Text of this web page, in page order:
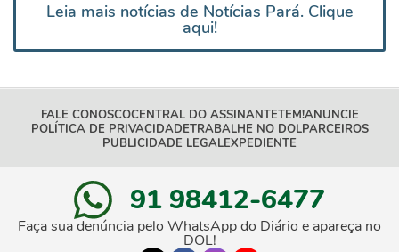
Leia mais notícias de Notícias Pará. Clique
aqui!
FALE CONOSCOCENTRAL DO ASSINANTETEM!ANUNCIE
POLÍTICA DE PRIVACIDADETRABALHE NO DOLPARCEIROS
PUBLICIDADE LEGALEXPEDIENTE
91 98412-6477
Faça sua denúncia pelo WhatsApp do Diário e apareça no
DOL!